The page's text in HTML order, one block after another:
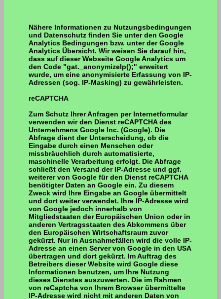
Nähere Informationen zu Nutzungsbedingungen
und Datenschutz finden Sie unter den Google
Analytics Bedingungen bzw. unter der Google
Analytics Übersicht. Wir weisen Sie darauf hin,
dass auf dieser Webseite Google Analytics um
den Code "gat._anonymizeIp();" erweitert
wurde, um eine anonymisierte Erfassung von IP-
Adressen (sog. IP-Masking) zu gewährleisten.
reCAPTCHA
Zum Schutz Ihrer Anfragen per Internetformular
verwenden wir den Dienst reCAPTCHA des
Unternehmens Google Inc. (Google). Die
Abfrage dient der Unterscheidung, ob die
Eingabe durch einen Menschen oder
missbräuchlich durch automatisierte,
maschinelle Verarbeitung erfolgt. Die Abfrage
schließt den Versand der IP-Adresse und ggf.
weiterer von Google für den Dienst reCAPTCHA
benötigter Daten an Google ein. Zu diesem
Zweck wird Ihre Eingabe an Google übermittelt
und dort weiter verwendet. Ihre IP-Adresse wird
von Google jedoch innerhalb von
Mitgliedstaaten der Europäischen Union oder in
anderen Vertragsstaaten des Abkommens über
den Europäischen Wirtschaftsraum zuvor
gekürzt. Nur in Ausnahmefällen wird die volle IP-
Adresse an einen Server von Google in den USA
übertragen und dort gekürzt. Im Auftrag des
Betreibers dieser Website wird Google diese
Informationen benutzen, um Ihre Nutzung
dieses Dienstes auszuwerten. Die im Rahmen
von reCaptcha von Ihrem Browser übermittelte
IP-Adresse wird nicht mit anderen Daten von